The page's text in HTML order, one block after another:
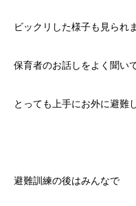
ビックリした様子も見られ
保育者のお話しをよく聞い
とっても上手にお外に避難
避難訓練の後はみんなで